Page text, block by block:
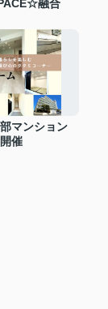
融合
マンション
催